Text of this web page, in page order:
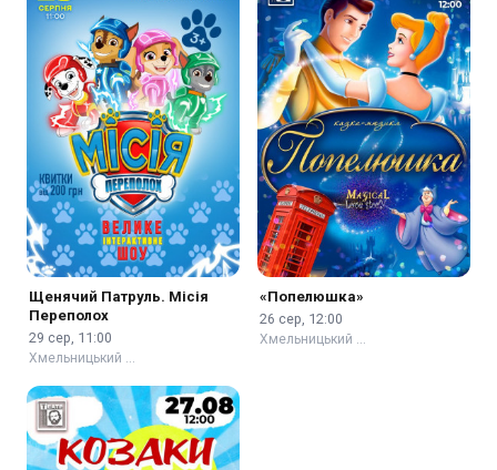
Щенячий Патруль. Місія
Переполох
29 сер, 11:00
Хмельницький …
«Попелюшка»
26 сер, 12:00
Хмельницький …